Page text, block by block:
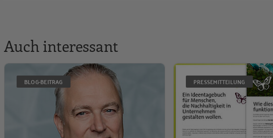
Auch interessant
BLOG-BEITRAG
Unser Fachbeirat
PRESSEMITTEILUNG